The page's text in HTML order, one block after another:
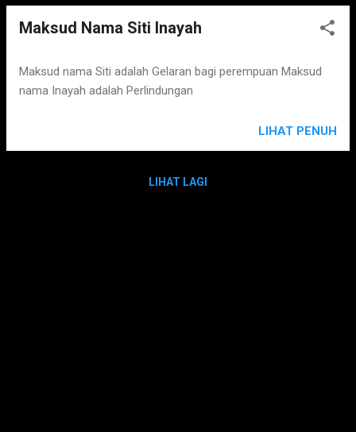
o
Maksud Nama Siti Inayah
Maksud nama Siti adalah Gelaran bagi perempuan Maksud
nama Inayah adalah Perlindungan
LIHAT PENUH
LIHAT LAGI